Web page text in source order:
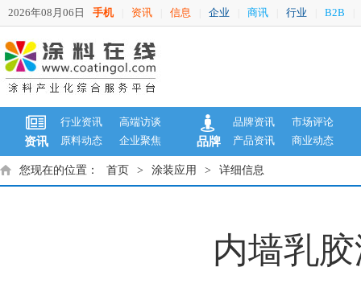
2026年08月06日 手机 资讯 信息 企业 商讯 行业 B2B
资讯
行业资讯
高端访谈
原料动态
企业聚焦 品牌
品牌资讯
市场评论
产品资讯
商业动态
您现在的位置： 首页 > 涂装应用 > 详细信息
内墙乳